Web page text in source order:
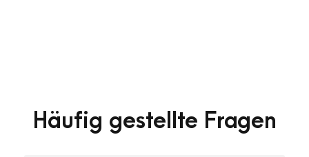
Häufig gestellte Fragen